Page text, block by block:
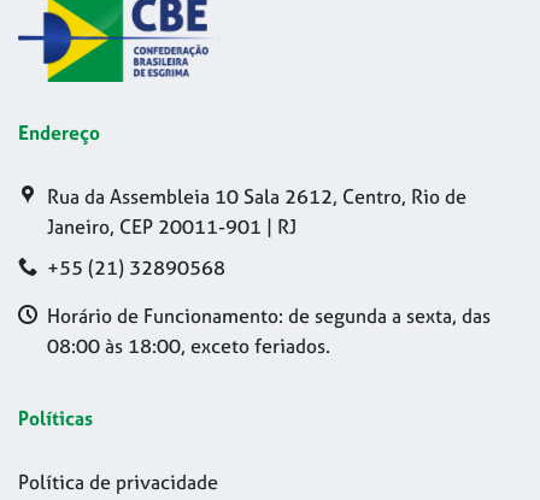
Endereço
Rua da Assembleia 10 Sala 2612, Centro, Rio de
Janeiro, CEP 20011-901 | RJ
+55 (21) 32890568
Horário de Funcionamento: de segunda a sexta, das
08:00 às 18:00, exceto feriados.
Políticas
Política de privacidade